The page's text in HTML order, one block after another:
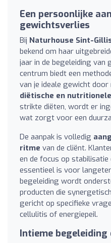
Een persoonlijke
gewichtsverlies
Bij Naturhouse Sint-
bekend om haar
jaar in de begeleiding van
centrum biedt een
van je ideale gewicht door
diëtische en
strikte diëten, wordt er
wat zorgt voor een
De aanpak is volledig
ritme van de cliënt.
en de focus op
essentieel is voor
begeleiding wordt
producten die
gericht op specifieke
cellulitis of energiepeil.
Intieme